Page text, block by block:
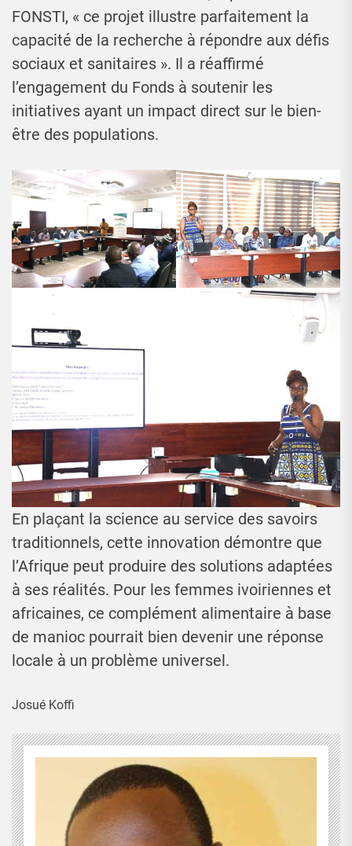
FONSTI, « ce projet illustre parfaitement la
capacité de la recherche à répondre aux défis
sociaux et sanitaires ». Il a réaffirmé
l’engagement du Fonds à soutenir les
initiatives ayant un impact direct sur le bien-
être des populations.
En plaçant la science au service des savoirs
traditionnels, cette innovation démontre que
l’Afrique peut produire des solutions adaptées
à ses réalités. Pour les femmes ivoiriennes et
africaines, ce complément alimentaire à base
de manioc pourrait bien devenir une réponse
locale à un problème universel.
Josué Koffi